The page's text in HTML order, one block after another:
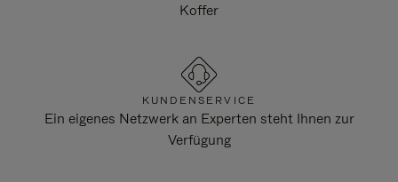
Koffer
KUNDENSERVICE
Ein eigenes Netzwerk an Experten steht Ihnen zur
Verfügung